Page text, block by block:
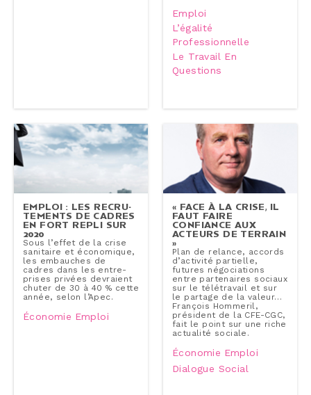
Emploi
L’égalité
Professionnelle
Le Travail En
Questions
EMPLOI : LES RE­CRU­
TE­MENTS DE CADRES
EN FORT REPLI SUR
2020
Sous l’effet de la crise
sanitaire et éco­no­mique,
les embauches de
cadres dans les en­tre­
prises privées devraient
chuter de 30 à 40 % cette
année, selon l’Apec.
Économie Emploi
« FACE À LA CRISE, IL
FAUT FAIRE
CONFIANCE AUX
ACTEURS DE TERRAIN
»
Plan de relance, accords
d’activité partielle,
futures né­go­cia­tions
entre par­te­naires sociaux
sur le té­lé­tra­vail et sur
le partage de la valeur…
François Hommeril,
président de la CFE-CGC,
fait le point sur une riche
actualité sociale.
Économie Emploi
Dialogue Social